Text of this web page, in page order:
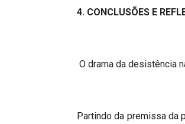
4. CONCLUSÕES E
O drama da desistência
Partindo da premissa da